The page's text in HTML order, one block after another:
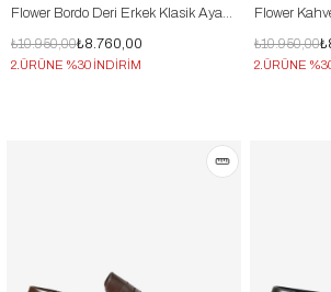
Flower Bordo Deri Erkek Klasik Ayakkabı
₺8.760,00
₺10.950,00
2.ÜRÜNE %30 İNDİRİM
₺10.950,00
2.ÜRÜNE